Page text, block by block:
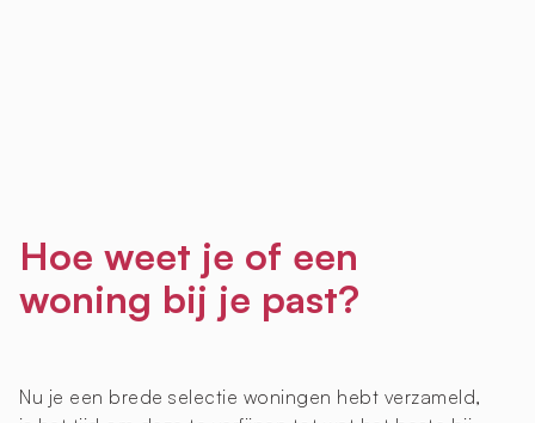
Hoe weet je of een
woning bij je past?
Nu je een brede selectie woningen hebt verzameld,